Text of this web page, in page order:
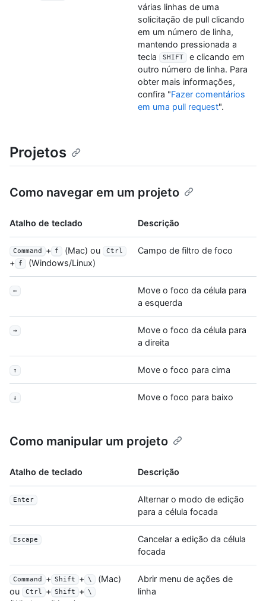
várias linhas de uma
solicitação de pull clicando
em um número de linha,
mantendo pressionada a
tecla
SHIFT
e clicando em
outro número de linha. Para
obter mais informações,
confira "Fazer comentários
em uma pull request".
Projetos
Como navegar em um projeto
Atalho de teclado Descrição
Command + f (Mac) ou Ctrl
+ f (Windows/Linux)
Campo de filtro de foco
←
Move o foco da célula para
a esquerda
→
Move o foco da célula para
a direita
↑ Move o foco para cima
↓ Move o foco para baixo
Como manipular um projeto
Atalho de teclado Descrição
Enter
Alternar o modo de edição
para a célula focada
Escape
Cancelar a edição da célula
focada
Command + Shift + \
(Mac)
ou
Ctrl + Shift + \
Abrir menu de ações de
linha